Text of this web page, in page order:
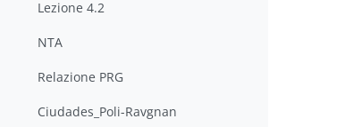
Lezione 4.2
NTA
Relazione PRG
Ciudades_Poli-Ravgnan